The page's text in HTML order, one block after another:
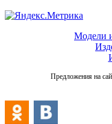
Модели
Предложения на